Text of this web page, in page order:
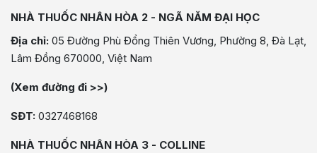
NHÀ THUỐC NHÂN HÒA 2 - NGÃ NĂM ĐẠI HỌC
Địa chỉ: 05 Đường Phù Đổng Thiên Vương, Phường 8, Đà Lạt,
Lâm Đồng 670000, Việt Nam
(Xem đường đi >>)
SĐT: 0327468168
NHÀ THUỐC NHÂN HÒA 3 - COLLINE